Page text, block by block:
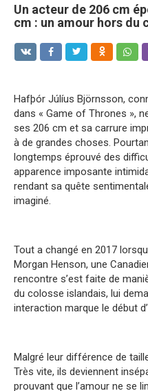
Un acteur de 206 cm
cm : un amour hors du
Hafþór Júlíus Björnsson,
dans « Game of Thrones »,
ses 206 cm et sa carrure
à de grandes choses.
longtemps éprouvé des
apparence imposante
rendant sa quête
imaginé.
Tout a changé en 2017
Morgan Henson, une
rencontre s’est faite de
du colosse islandais, lui
interaction marque le début
Malgré leur différence de
Très vite, ils deviennent
prouvant que l’amour ne se